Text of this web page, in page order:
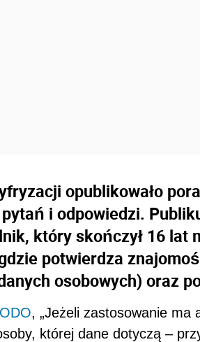
opublikowało
i odpowiedzi.
który skończył 16 lat
potwierdza
osobowych) oraz
, „Jeżeli zastosowanie
której dane dotyczą –